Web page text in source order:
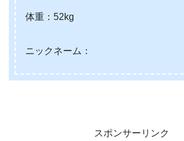
体重：52kg
ニックネーム：
スポンサーリンク